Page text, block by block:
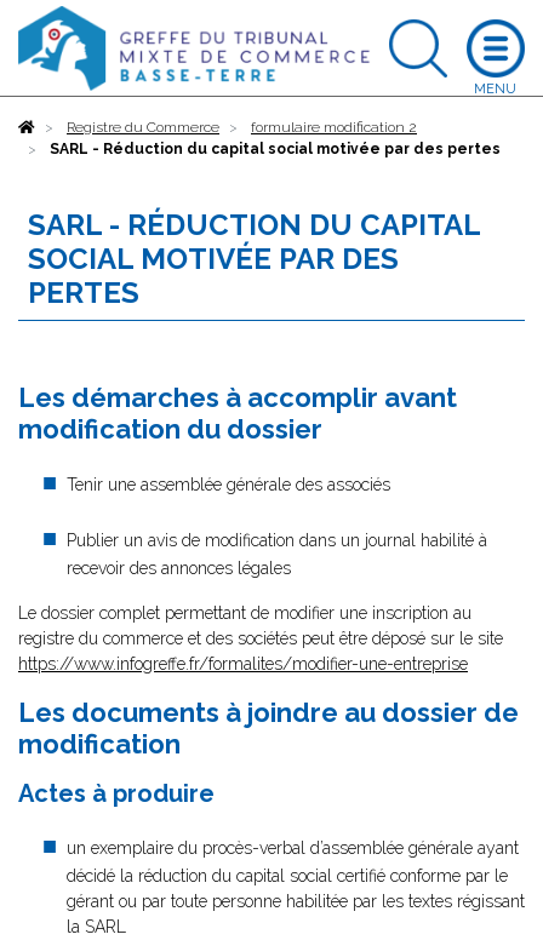
AccueilRegistre du Commerce
formulaire modification 2
SARL - Réduction du capital social motivée par des pertes
SARL - RÉDUCTION DU CAPITAL
SOCIAL MOTIVÉE PAR DES
PERTES
Les démarches à accomplir avant
modification du dossier
Tenir une assemblée générale des associés
Publier un avis de modification dans un journal habilité à
recevoir des annonces légales
Le dossier complet permettant de modifier une inscription au
registre du commerce et des sociétés peut être déposé sur le site
https://www.infogreffe.fr/formalites/modifier-une-entreprise
Les documents à joindre au dossier de
modification
Actes à produire
un exemplaire du procès-verbal d’assemblée générale ayant
décidé la réduction du capital social certifié conforme par le
gérant ou par toute personne habilitée par les textes régissant
la SARL